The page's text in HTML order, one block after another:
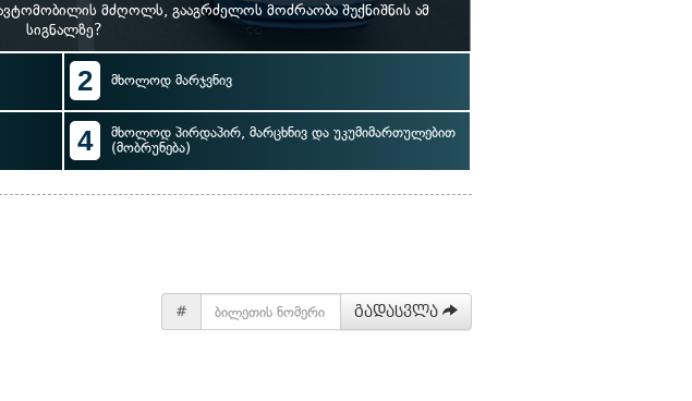
მძღოლს, გააგრძელოს მოძრაობა შუქნიშნის ამ
სიგნალზე?
2 მხოლოდ მარჯვნივ
4
მხოლოდ პირდაპირ, მარცხნივ და უკუმიმართულებით
(მობრუნება)
# გადასვლა